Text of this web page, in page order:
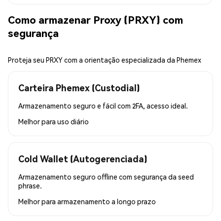
Como armazenar Proxy (PRXY) com
segurança
Proteja seu PRXY com a orientação especializada da Phemex
Carteira Phemex (Custodial)
Armazenamento seguro e fácil com 2FA, acesso ideal.
Melhor para uso diário
Cold Wallet (Autogerenciada)
Armazenamento seguro offline com segurança da seed
phrase.
Melhor para armazenamento a longo prazo